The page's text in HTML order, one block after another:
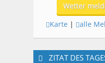
Wetter
Karte | alle
ZITAT DES